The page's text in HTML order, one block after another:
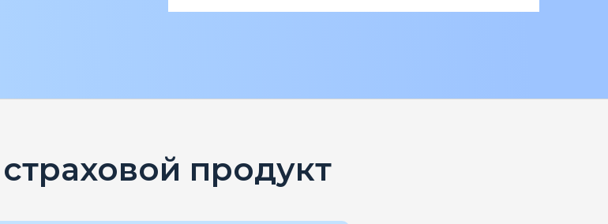
продукт